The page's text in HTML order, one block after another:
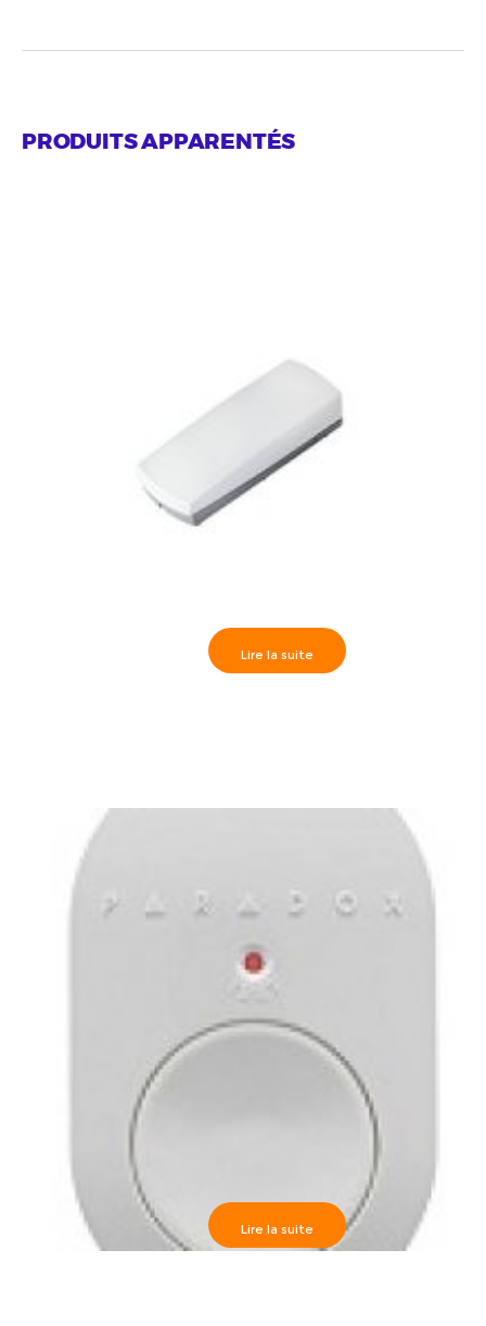
PRODUITS APPARENTÉS
Lire la suite
Lire la suite